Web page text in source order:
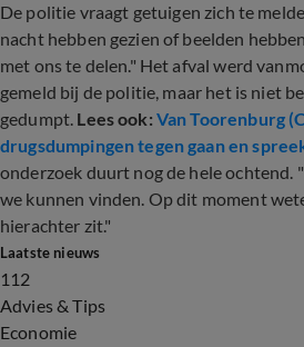
De politie vraagt getuigen zich te
nacht hebben gezien of beelden
met ons te delen." Het afval werd
gemeld bij de politie, maar het is niet
gedumpt. Lees ook: Van Toorenburg
drugsdumpingen tegen gaan en
onderzoek duurt nog de hele ochtend.
we kunnen vinden. Op dit moment
hierachter zit."
Laatste nieuws
112
Advies & Tips
Economie